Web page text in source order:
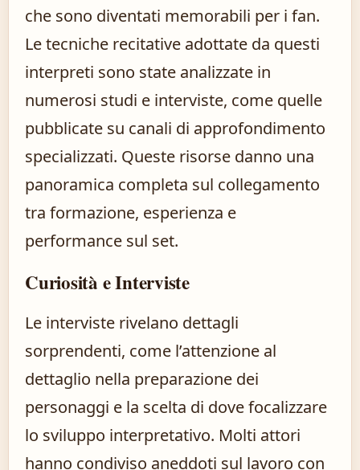
che sono diventati memorabili per i fan.
Le tecniche recitative adottate da questi
interpreti sono state analizzate in
numerosi studi e interviste, come quelle
pubblicate su canali di approfondimento
specializzati. Queste risorse danno una
panoramica completa sul collegamento
tra formazione, esperienza e
performance sul set.
Curiosità e Interviste
Le interviste rivelano dettagli
sorprendenti, come l’attenzione al
dettaglio nella preparazione dei
personaggi e la scelta di dove focalizzare
lo sviluppo interpretativo. Molti attori
hanno condiviso aneddoti sul lavoro con